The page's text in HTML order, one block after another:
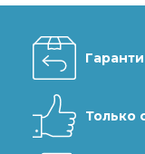
Только